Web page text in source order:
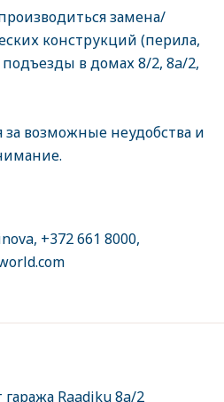
замена/
конструкций (перила,
подъезды в домах 8/2, 8a/2,
возможные неудобства и
+372 661 8000,
Raadiku 8a/2